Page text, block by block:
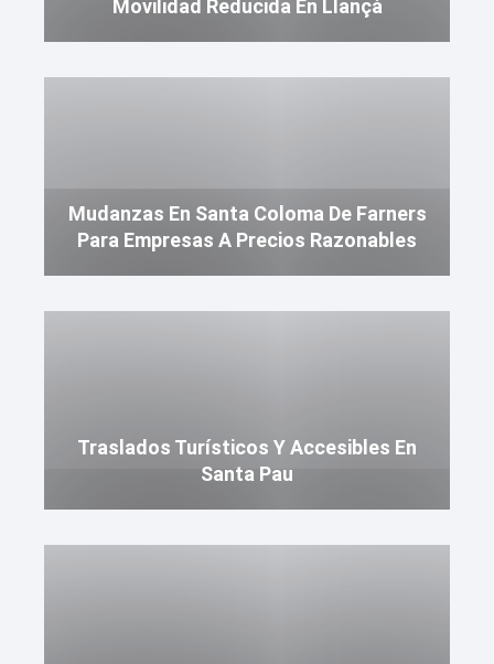
Movilidad Reducida En Llançà
Mudanzas En Santa Coloma De Farners
Para Empresas A Precios Razonables
Traslados Turísticos Y Accesibles En
Santa Pau